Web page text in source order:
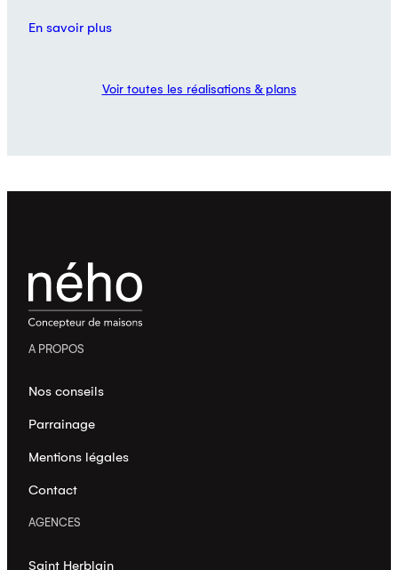
En savoir plus
Voir toutes les réalisations & plans
A PROPOS
Nos conseils
Parrainage
Mentions légales
Contact
AGENCES
Saint Herblain